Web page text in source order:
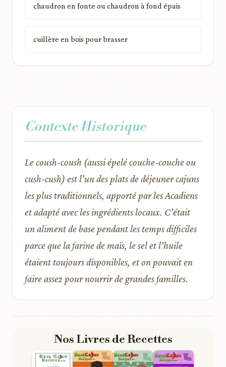
chaudron en fonte ou chaudron à fond épais
cuillère en bois pour brasser
Contexte Historique
Le coush-coush (aussi épelé couche-couche ou
cush-cush) est l’un des plats de déjeuner cajuns
les plus traditionnels, apporté par les Acadiens
et adapté avec les ingrédients locaux. C’était
un aliment de base pendant les temps difficiles
parce que la farine de maïs, le sel et l’huile
étaient toujours disponibles, et on pouvait en
faire assez pour nourrir de grandes familles.
Nos Livres de Recettes